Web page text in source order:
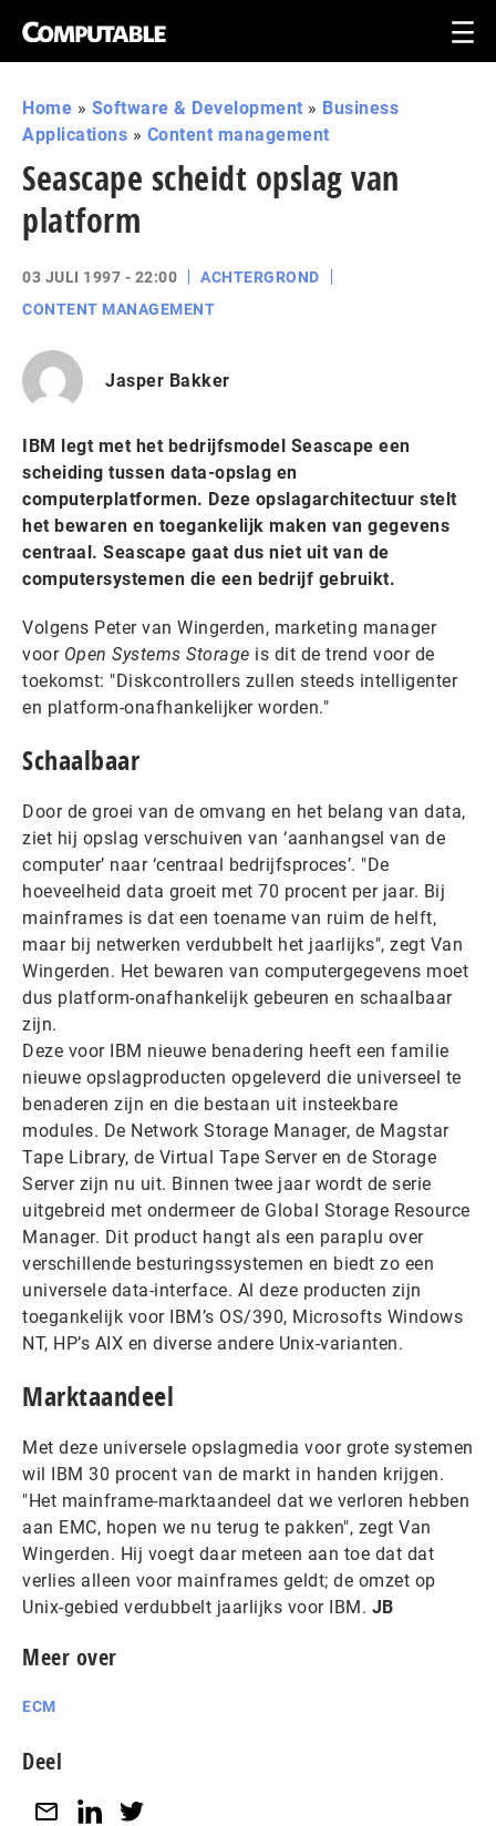
Home » Software & Development » Business
Applications » Content management
Seascape scheidt opslag van
platform
03 JULI 1997 - 22:00
ACHTERGROND
CONTENT MANAGEMENT
Jasper Bakker
IBM legt met het bedrijfsmodel Seascape een
scheiding tussen data-opslag en
computerplatformen. Deze opslagarchitectuur stelt
het bewaren en toegankelijk maken van gegevens
centraal. Seascape gaat dus niet uit van de
computersystemen die een bedrijf gebruikt.
Volgens Peter van Wingerden, marketing manager
voor Open Systems Storage is dit de trend voor de
toekomst: "Diskcontrollers zullen steeds intelligenter
en platform-onafhankelijker worden."
Schaalbaar
Door de groei van de omvang en het belang van data,
ziet hij opslag verschuiven van ‘aanhangsel van de
computer’ naar ‘centraal bedrijfsproces’. "De
hoeveelheid data groeit met 70 procent per jaar. Bij
mainframes is dat een toename van ruim de helft,
maar bij netwerken verdubbelt het jaarlijks", zegt Van
Wingerden. Het bewaren van computergegevens moet
dus platform-onafhankelijk gebeuren en schaalbaar
zijn.
Deze voor IBM nieuwe benadering heeft een familie
nieuwe opslagproducten opgeleverd die universeel te
benaderen zijn en die bestaan uit insteekbare
modules. De Network Storage Manager, de Magstar
Tape Library, de Virtual Tape Server en de Storage
Server zijn nu uit. Binnen twee jaar wordt de serie
uitgebreid met ondermeer de Global Storage Resource
Manager. Dit product hangt als een paraplu over
verschillende besturingssystemen en biedt zo een
universele data-interface. Al deze producten zijn
toegankelijk voor IBM’s OS/390, Microsofts Windows
NT, HP’s AIX en diverse andere Unix-varianten.
Marktaandeel
Met deze universele opslagmedia voor grote systemen
wil IBM 30 procent van de markt in handen krijgen.
"Het mainframe-marktaandeel dat we verloren hebben
aan EMC, hopen we nu terug te pakken", zegt Van
Wingerden. Hij voegt daar meteen aan toe dat dat
verlies alleen voor mainframes geldt; de omzet op
Unix-gebied verdubbelt jaarlijks voor IBM. JB
Meer over
ECM
Deel